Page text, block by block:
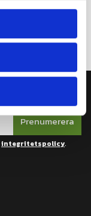
Prenumerera
integritetspolicy.